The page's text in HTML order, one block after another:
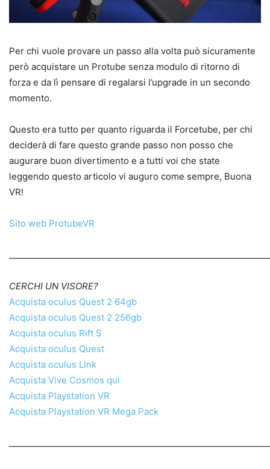
Per chi vuole provare un passo alla volta può sicuramente
però acquistare un Protube senza modulo di ritorno di
forza e da lì pensare di regalarsi l’upgrade in un secondo
momento.
Questo era tutto per quanto riguarda il Forcetube, per chi
deciderà di fare questo grande passo non posso che
augurare buon divertimento e a tutti voi che state
leggendo questo articolo vi auguro come sempre, Buona
VR!
Sito web ProtubeVR
CERCHI UN VISORE?
Acquista oculus Quest 2 64gb
Acquista oculus Quest 2 256gb
Acquista oculus Rift S
Acquista oculus Quest
Acquista oculus Link
Acquista Vive Cosmos qui
Acquista Playstation VR
Acquista Playstation VR Mega Pack